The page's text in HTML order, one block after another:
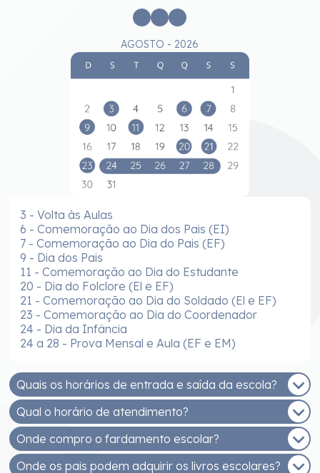
AGOSTO - 2026
3 - Volta às Aulas
6 - Comemoração ao Dia dos Pais (EI)
7 - Comemoração ao Dia do Pais (EF)
9 - Dia dos Pais
11 - Comemoração ao Dia do Estudante
20 - Dia do Folclore (El e EF)
21 - Comemoração ao Dia do Soldado (El e EF)
23 - Comemoração ao Dia do Coordenador
24 - Dia da Infância
24 a 28 - Prova Mensal e Aula (EF e EM)
Quais os horários de entrada e saída da escola?
EDUCAÇÃO INFANTIL - MANHÃ
Entrada: 7h30 às 8h
Saída: 11h30
EDUCAÇÃO INFANTIL - TARDE
Qual o horário de atendimento?
De segunda a sexta, das 8h às 12h e das 14h às
17h30.
Onde compro o fardamento escolar?
Você pode comprar na Malharia Estrela (Rua
Onde os pais podem adquirir os livros escolares?